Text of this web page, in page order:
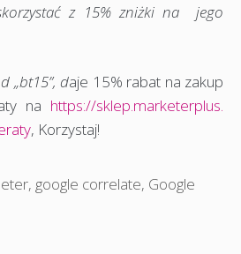
z 15% zniżki na jego
„bt15”, daje 15% rabat na zakup
na https://sklep.marketerplus.
, Korzystaj!
, google correlate, Google